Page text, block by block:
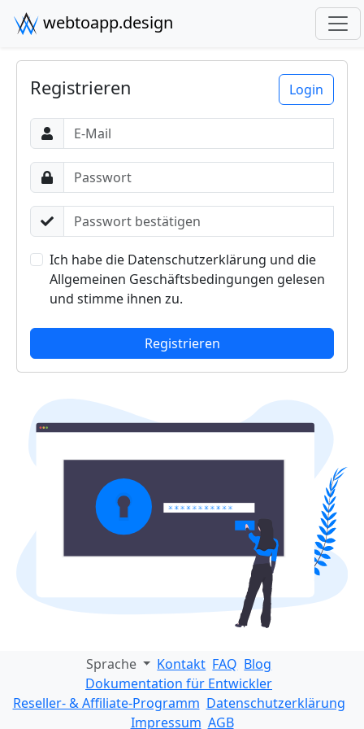
webtoapp.design
Login
Registrieren
E-Mail
Passwort
Passwort bestätigen
Ich habe die Datenschutzerklärung und die
Allgemeinen Geschäftsbedingungen gelesen
und stimme ihnen zu.
Registrieren
Sprache Kontakt FAQ Blog
Dokumentation für Entwickler
Reseller- & Affiliate-Programm Datenschutzerklärung
Impressum AGB